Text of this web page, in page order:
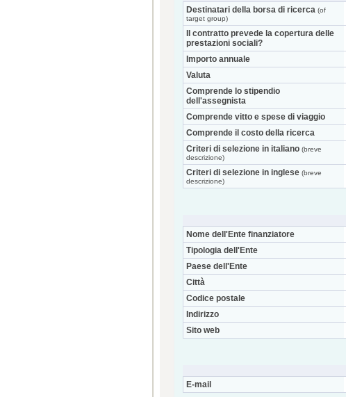
Destinatari della borsa di ricerca (of
target group)
Il contratto prevede la copertura delle
prestazioni sociali?
Importo annuale
Valuta
Comprende lo stipendio
dell'assegnista
Comprende vitto e spese di viaggio
Comprende il costo della ricerca
Criteri di selezione in italiano (breve
descrizione)
Criteri di selezione in inglese (breve
descrizione)
Nome dell'Ente finanziatore
Tipologia dell'Ente
Paese dell'Ente
Città
Codice postale
Indirizzo
Sito web
E-mail